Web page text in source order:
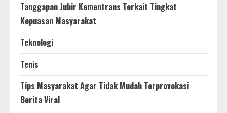
Tanggapan Jubir Kementrans Terkait Tingkat
Kepuasan Masyarakat
Teknologi
Tenis
Tips Masyarakat Agar Tidak Mudah Terprovokasi
Berita Viral